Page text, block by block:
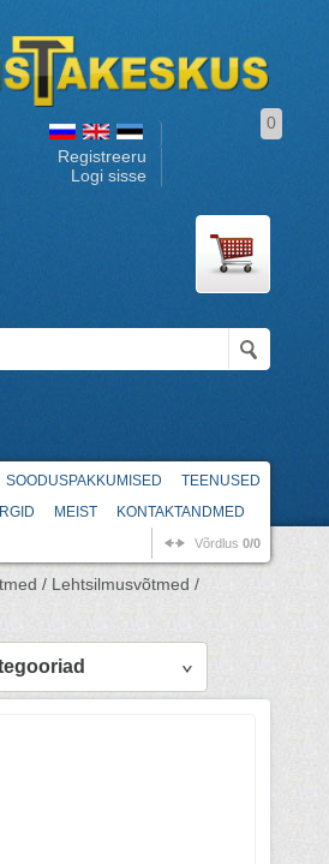
Registreeru
Logi sisse
0
SOODUSPAKKUMISED
TEENUSED
MEIST KONTAKTANDMED
Võrdlus 0/0
/ Lehtsilmusvõtmed /